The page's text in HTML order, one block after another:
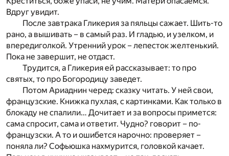
Вдруг увидит.
После завтрака Гликерия за пяльцы сажает. Шить-то
рано, а вышивать – в самый раз. И гладью, и узелком, и
впередиголкой. Утренний урок – лепесток желтенький.
Пока не завершит, не отдаст.
Трудится, а Гликерия ей рассказывает: то про
святых, то про Богородицу заведет.
Потом Ариаднин черед: сказку читать. У ней свои,
французские. Книжка пухлая, с картинками. Как только в
блокаду не спалили… Дочитает и за вопросы примется:
сама спросит, сама и ответит. Чудно? говорит – по-
французски. А то и ошибется нарочно: проверяет –
поняла ли? Софьюшка нахмурится, головкой качает.